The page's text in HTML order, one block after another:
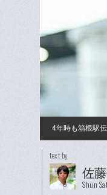
4年時も箱根駅
text by
佐
Shun